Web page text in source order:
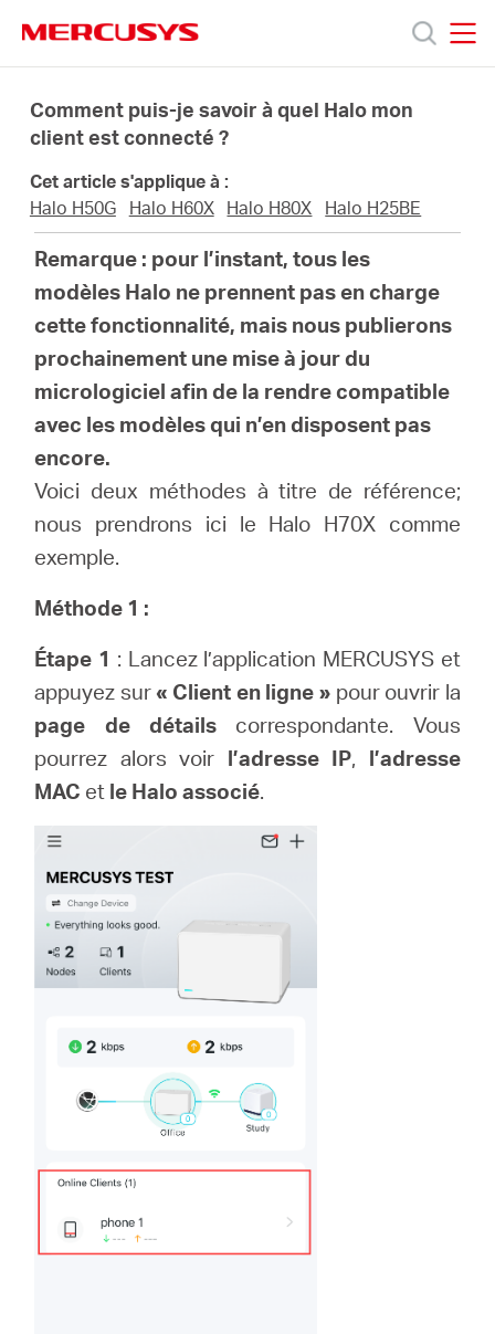
navigation
Produits
propos
Mercusys
Canada
Français
Comment puis-je savoir à quel Halo mon
client est connecté ?
Cet article s'applique à :
Halo H50G
Halo H60X Halo H80X Halo H25BE
Remarque : pour l’instant, tous les
modèles Halo ne prennent pas en charge
cette fonctionnalité, mais nous publierons
prochainement une mise à jour du
micrologiciel afin de la rendre compatible
avec les modèles qui n’en disposent pas
encore.
Voici deux méthodes à titre de référence;
nous prendrons ici le Halo H70X comme
exemple.
Méthode 1 :
Étape 1 : Lancez l’application MERCUSYS et
appuyez sur « Client en ligne »pour ouvrir la
page de détails correspondante. Vous
pourrez alors voir l’adresse IP, l’adresse
MAC et le Halo associé.